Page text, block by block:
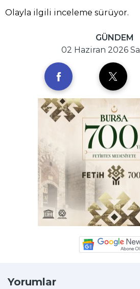
Olayla ilgili inceleme sürüyor.
GÜNDEM
02 Haziran 2026
Yorumlar